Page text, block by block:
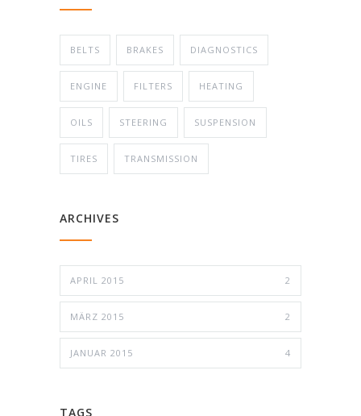
BELTS BRAKES DIAGNOSTICS
ENGINE FILTERS HEATING
OILS STEERING SUSPENSION
TIRES TRANSMISSION
ARCHIVES
APRIL 2015 2
MÄRZ 2015 2
JANUAR 2015 4
TAGS